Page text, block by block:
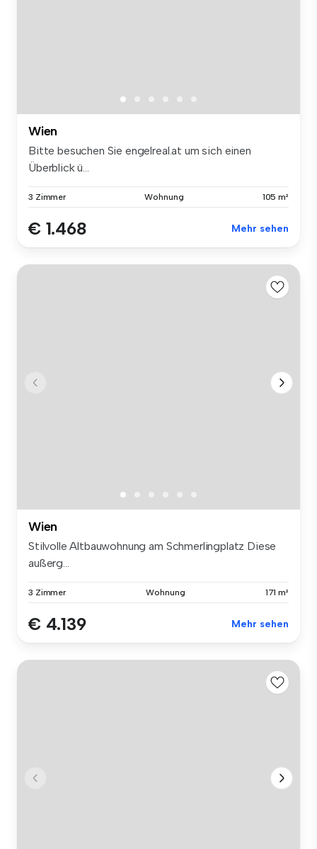
Wien
Bitte besuchen Sie engelreal.at um sich einen
Überblick ü...
3 Zimmer Wohnung 105 m²
€ 1.468 Mehr sehen
Wien
Stilvolle Altbauwohnung am Schmerlingplatz Diese
außerg...
3 Zimmer Wohnung 171 m²
€ 4.139 Mehr sehen